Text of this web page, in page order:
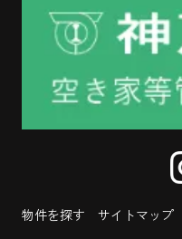
物件を探す サイトマップ